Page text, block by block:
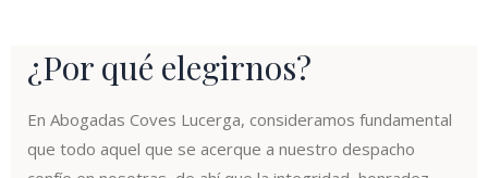
¿Por qué elegirnos?
En Abogadas Coves Lucerga, consideramos fundamental
que todo aquel que se acerque a nuestro despacho